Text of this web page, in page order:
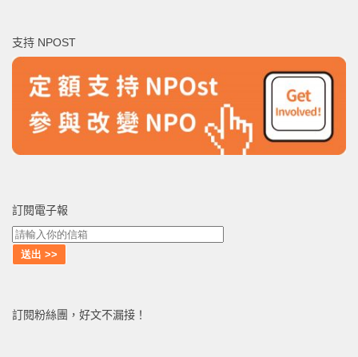
字:
支持 NPOST
訂閱電子報
訂閱粉絲團，好文不漏接！